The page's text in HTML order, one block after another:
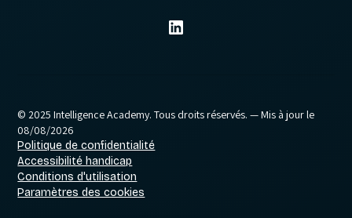
© 2025 Intelligence Academy. Tous droits réservés. — Mis à jour le
08/08/2026
Politique de confidentialité
Accessibilité handicap
Conditions d'utilisation
Paramètres des cookies